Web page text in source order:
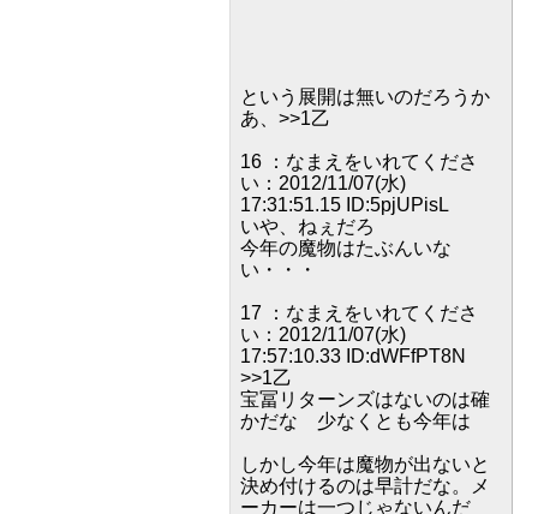
という展開は無いのだろうか
あ、>>1乙
16 ：なまえをいれてくださ
い：2012/11/07(水)
17:31:51.15 ID:5pjUPisL
いや、ねぇだろ
今年の魔物はたぶんいな
い・・・
17 ：なまえをいれてくださ
い：2012/11/07(水)
17:57:10.33 ID:dWFfPT8N
>>1乙
宝冨リターンズはないのは確
かだな 少なくとも今年は
しかし今年は魔物が出ないと
決め付けるのは早計だな。メ
ーカーは一つじゃないんだ